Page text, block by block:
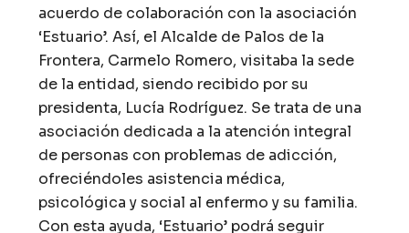
acuerdo de colaboración con la asociación
‘Estuario’. Así, el Alcalde de Palos de la
Frontera, Carmelo Romero, visitaba la sede
de la entidad, siendo recibido por su
presidenta, Lucía Rodríguez. Se trata de una
asociación dedicada a la atención integral
de personas con problemas de adicción,
ofreciéndoles asistencia médica,
psicológica y social al enfermo y su familia.
Con esta ayuda, ‘Estuario’ podrá seguir